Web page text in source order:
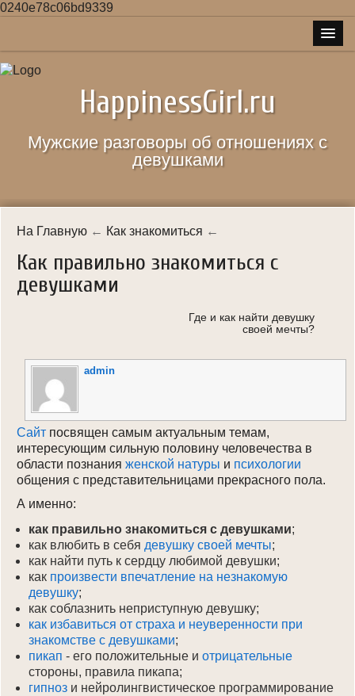
0240e78c06bd9339
Карта сайта
Качество жизни
О женщинах
Отношения
Login
HappinessGirl.ru
Мужские разговоры об отношениях с
девушками
На Главную ← Как знакомиться ←
Как правильно знакомиться с
девушками
Где и как найти девушку
своей мечты?
admin
Сайт посвящен самым актуальным темам,
интересующим сильную половину человечества в
области познания женской натуры и психологии
общения с представительницами прекрасного пола.
А именно:
как правильно знакомиться с девушками;
как влюбить в себя девушку своей мечты;
как найти путь к сердцу любимой девушки;
как произвести впечатление на незнакомую
девушку;
как соблазнить неприступную девушку;
как избавиться от страха и неуверенности при
знакомстве с девушками;
пикап - его положительные и отрицательные
стороны, правила пикапа;
гипноз и нейролингвистическое программирование